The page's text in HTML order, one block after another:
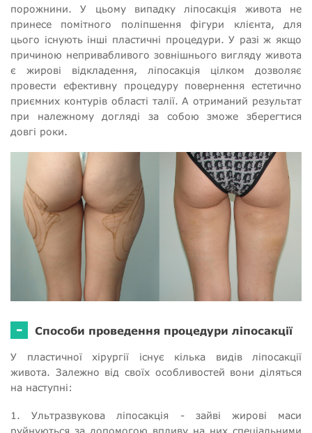
порожнини. У цьому випадку ліпосакція живота не
принесе помітного поліпшення фігури клієнта, для
цього існують інші пластичні процедури. У разі ж якщо
причиною непривабливого зовнішнього вигляду живота
є жирові відкладення, ліпосакція цілком дозволяє
провести ефективну процедуру повернення естетично
приємних контурів області талії. А отриманий результат
при належному догляді за собою зможе зберегтися
довгі роки.
- Способи проведення процедури ліпосакції
У пластичної хірургії існує кілька видів ліпосакції
живота. Залежно від своїх особливостей вони діляться
на наступні:
1. Ультразвукова ліпосакція - зайві жирові маси
руйнуються за допомогою впливу на них спеціальними